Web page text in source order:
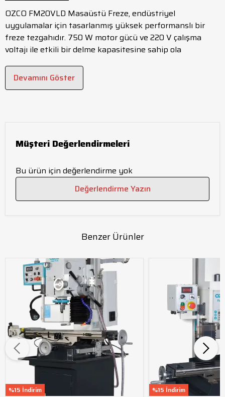
OZCO FM20VLD Masaüstü Freze, endüstriyel
uygulamalar için tasarlanmış yüksek performanslı bir
freze tezgahıdır. 750 W motor gücü ve 220 V çalışma
voltajı ile etkili bir delme kapasitesine sahip ola
Devamını Göster
Müşteri Değerlendirmeleri
Bu ürün için değerlendirme yok
Değerlendirme Yazın
Benzer Ürünler
%15 İndirim %15 İndirim